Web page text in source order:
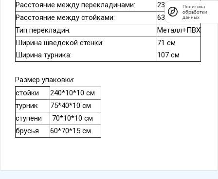
Расстояние между перекладинами: 23 см
Расстояние между стойками:
63 см
Тип перекладин:
Металл+ПВХ
Ширина шведской стенки:
Ширина турника:
71 см
107 см
Размер упаковки:
стойки
240*10*10 см
турник
75*40*10 см
ступени
70*10*10 см
брусья
60*70*15 см
Политика
обработки
данных